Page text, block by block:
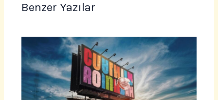
Benzer Yazılar